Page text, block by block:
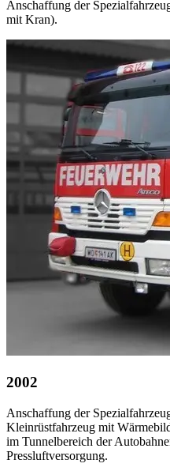
Anschaffung der
mit Kran).
2002
Anschaffung der
Kleinrüstfahrzeug mit
im Tunnelbereich der
Pressluftversorgung.